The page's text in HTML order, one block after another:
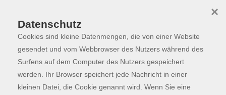
Skip to main content
Programm
Der Kurs konnte nicht gefunden werden.
Datenschutz
Cookies sind kleine Datenmengen, die von einer Website
gesendet und vom Webbrowser des Nutzers während des
Surfens auf dem Computer des Nutzers gespeichert
werden. Ihr Browser speichert jede Nachricht in einer
kleinen Datei, die Cookie genannt wird. Wenn Sie eine
×